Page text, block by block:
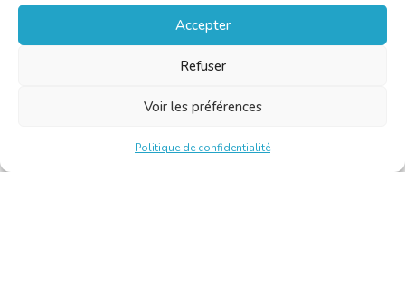
Accepter
Refuser
Voir les préférences
Politique de confidentialité